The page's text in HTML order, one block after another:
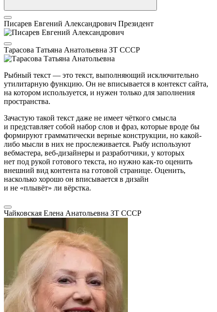
Писарев Евгений Александрович Президент
Тарасова Татьяна Анатольевна ЗТ СССР
Рыбный текст — это текст, выполняющий исключительно
утилитарную функцию. Он не вписывается в контекст сайта,
на котором используется, и нужен только для заполнения
пространства.
Зачастую такой текст даже не имеет чёткого смысла
и представляет собой набор слов и фраз, которые вроде бы
формируют грамматически верные конструкции, но какой-
либо мысли в них не прослеживается. Рыбу используют
вебмастера, веб-дизайнеры и разработчики, у которых
нет под рукой готового текста, но нужно как-то оценить
внешний вид контента на готовой странице. Оценить,
насколько хорошо он вписывается в дизайн
и не «плывёт» ли вёрстка.
Чайковская Елена Анатольевна ЗТ СССР